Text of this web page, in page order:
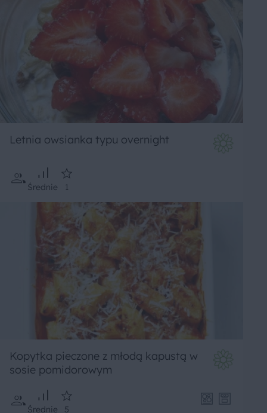
Letnia owsianka typu overnight
Średnie 1
Kopytka pieczone z młodą kapustą w
sosie pomidorowym
Średnie 5